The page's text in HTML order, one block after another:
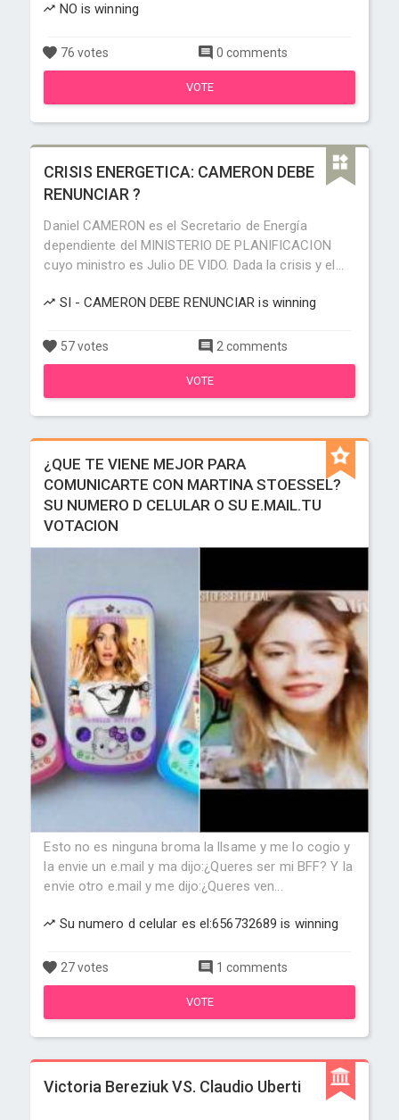
NO is winning
76 votes 0 comments
VOTE
CRISIS ENERGETICA: CAMERON DEBE
RENUNCIAR ?
Daniel CAMERON es el Secretario de Energía
dependiente del MINISTERIO DE PLANIFICACION
cuyo ministro es Julio DE VIDO. Dada la crisis y el...
SI - CAMERON DEBE RENUNCIAR is winning
57 votes 2 comments
VOTE
¿QUE TE VIENE MEJOR PARA
COMUNICARTE CON MARTINA STOESSEL?
SU NUMERO D CELULAR O SU E.MAIL.TU
VOTACION
Esto no es ninguna broma la llsame y me lo cogio y
la envie un e.mail y ma dijo:¿Queres ser mi BFF? Y la
envie otro e.mail y me dijo:¿Queres ven...
Su numero d celular es el:656732689 is winning
27 votes 1 comments
VOTE
Victoria Bereziuk VS. Claudio Uberti